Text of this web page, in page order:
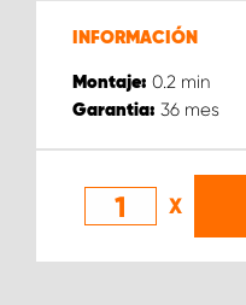
INFORMACIÓN
Montaje: 0.2 min
Garantia: 36 mes
X